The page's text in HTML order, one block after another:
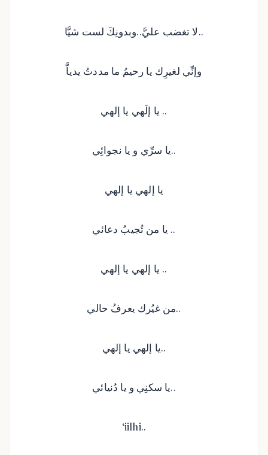
لا تغضب عليَّ..وبدونِكَ لست شيَّا..
وإنِّي لغيرِك يا رحيمُ ما مددتُ يدياَّ
يا إلَهي يا إلهي ..
يا سرِّي و يا نجوائِي..
يا إلهي يا إلهي
يا من تُجيبُ دعائي ..
يا إلهي يا إلهي ..
من غيُرك يعرفُ حالي..
يا إلهي يا إلهي..
يا سكنِي و يا دُنيائي..
‘iilhi..